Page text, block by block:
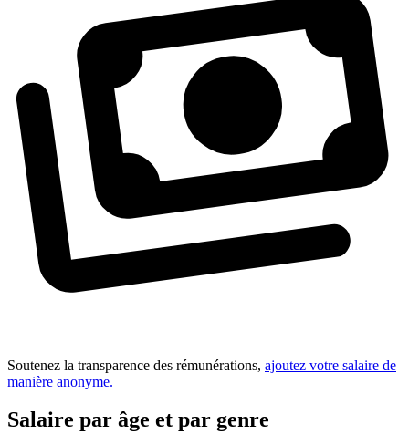
Soutenez la transparence des rémunérations, ajoutez votre salaire de
manière anonyme.
Salaire par âge et par genre